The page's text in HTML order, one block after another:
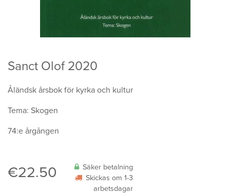
Sanct Olof 2020
Åländsk årsbok för kyrka och kultur
Tema: Skogen
74:e årgången
€22.50
Säker betalning
Skickas om 1-3
arbetsdagar